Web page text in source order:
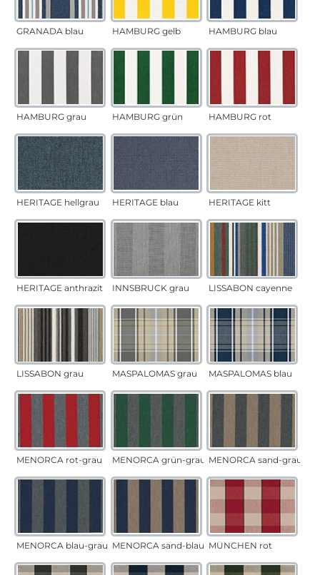
GRANADA blau HAMBURG gelb HAMBURG blau
HAMBURG grau HAMBURG grün HAMBURG rot
HERITAGE hellgrau HERITAGE blau HERITAGE kitt
HERITAGE anthrazit INNSBRUCK grau LISSABON cayenne
LISSABON grau MASPALOMAS grau MASPALOMAS blau
MENORCA rot-grau MENORCA grün-grau MENORCA sand-grau
MENORCA blau-grau MENORCA sand-blau MÜNCHEN rot